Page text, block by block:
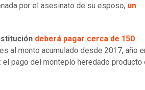
por el asesinato de su esposo, un
deberá pagar cerca de 150
al monto acumulado desde 2017, año
pago del montepío heredado producto